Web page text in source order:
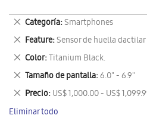
Categoría Smartphones
Eliminar
este
artículo
Feature Sensor de huella dactilar
Eliminar
este
artículo
Color Titanium Black.
Eliminar
este
artículo
Tamaño de pantalla 6.0" - 6.9"
Eliminar
este
artículo
Precio US$ 1,000.00 - US$
Eliminar
este
artículo
Eliminar todo